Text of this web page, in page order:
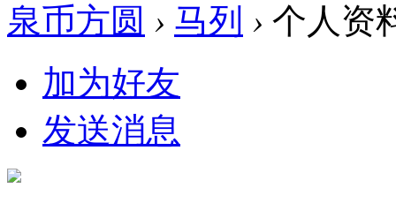
泉币方圆 › 马列 › 个人资
加为好友
发送消息